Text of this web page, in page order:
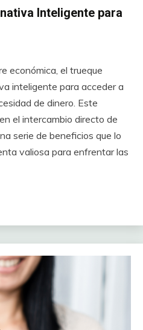
Inteligente para
económica, el trueque
inteligente para acceder a
de dinero. Este
el intercambio directo de
serie de beneficios que lo
valiosa para enfrentar las